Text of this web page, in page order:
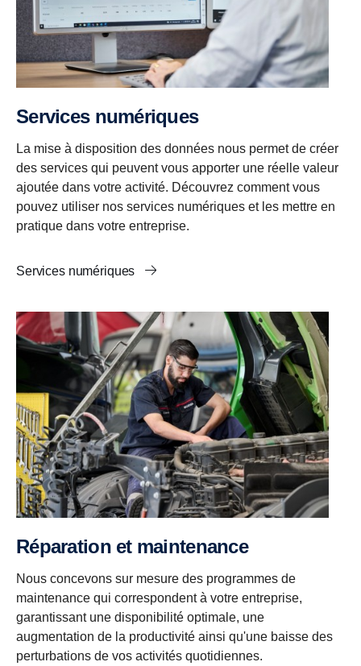
Services numériques
La mise à disposition des données nous permet de créer
des services qui peuvent vous apporter une réelle valeur
ajoutée dans votre activité. Découvrez comment vous
pouvez utiliser nos services numériques et les mettre en
pratique dans votre entreprise.
Services numériques
Réparation et maintenance
Nous concevons sur mesure des programmes de
maintenance qui correspondent à votre entreprise,
garantissant une disponibilité optimale, une
augmentation de la productivité ainsi qu'une baisse des
perturbations de vos activités quotidiennes.